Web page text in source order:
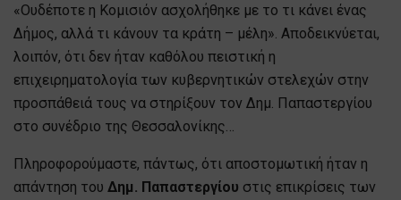
«Ουδέποτε η Κομισιόν ασχολήθηκε με το τι κάνει ένας
Δήμος, αλλά τι κάνουν τα κράτη – μέλη». Αποδεικνύεται,
λοιπόν, ότι δεν ήταν καθόλου πειστική η
επιχειρηματολογία των κυβερνητικών στελεχών στην
προσπάθειά τους να στηρίξουν τον Δημ. Παπαστεργίου
στο συνέδριο της Θεσσαλονίκης…
Πληροφορούμαστε, πάντως, ότι αποστομωτική ήταν η
απάντηση του Δημ. Παπαστεργίου στις επικρίσεις των